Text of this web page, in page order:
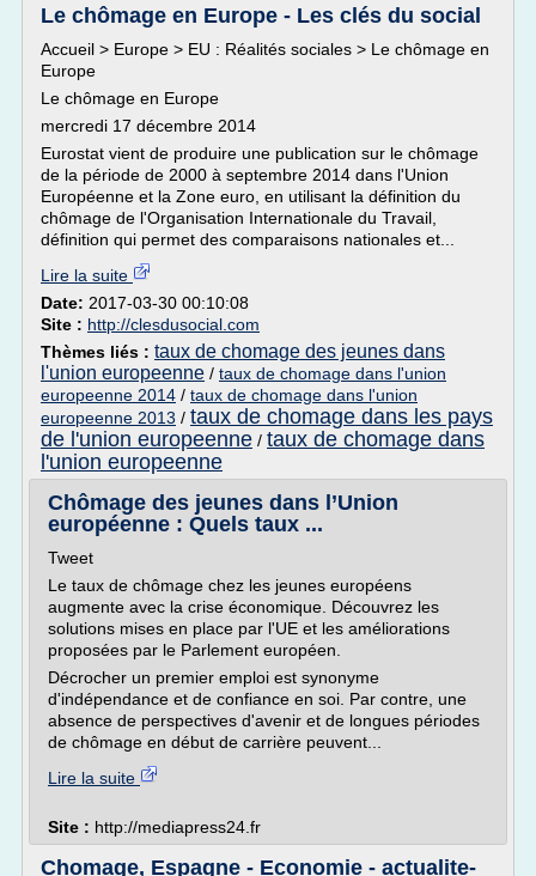
Le chômage en Europe - Les clés du social
Accueil > Europe > EU : Réalités sociales > Le chômage en
Europe
Le chômage en Europe
mercredi 17 décembre 2014
Eurostat vient de produire une publication sur le chômage
de la période de 2000 à septembre 2014 dans l'Union
Européenne et la Zone euro, en utilisant la définition du
chômage de l'Organisation Internationale du Travail,
définition qui permet des comparaisons nationales et...
Lire la suite
Date: 2017-03-30 00:10:08
Site : http://clesdusocial.com
Thèmes liés : taux de chomage des jeunes dans
l'union europeenne / taux de chomage dans l'union
europeenne 2014 / taux de chomage dans l'union
europeenne 2013 / taux de chomage dans les pays
de l'union europeenne / taux de chomage dans
l'union europeenne
Chômage des jeunes dans l’Union
européenne : Quels taux ...
Tweet
Le taux de chômage chez les jeunes européens
augmente avec la crise économique. Découvrez les
solutions mises en place par l'UE et les améliorations
proposées par le Parlement européen.
Décrocher un premier emploi est synonyme
d'indépendance et de confiance en soi. Par contre, une
absence de perspectives d'avenir et de longues périodes
de chômage en début de carrière peuvent...
Lire la suite
Site : http://mediapress24.fr
Chomage, Espagne - Economie - actualite-